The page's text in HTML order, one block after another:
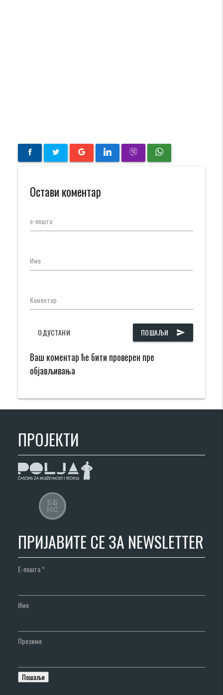
Остави коментар
е-пошта
Име
Коментар
ПОШАЉИ send
ОДУСТАНИ
Ваш коментар ће бити проверен пре
објављивања
ПРОЈЕКТИ
ПРИЈАВИТЕ СЕ ЗА NEWSLETTER
Е-пошта*
Име
Презиме